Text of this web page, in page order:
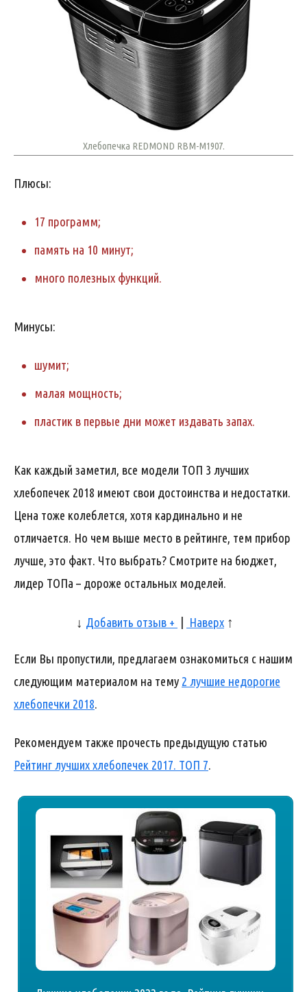
Хлебопечка REDMOND RBM-M1907.
Плюсы:
17 программ;
память на 10 минут;
много полезных функций.
Минусы:
шумит;
малая мощность;
пластик в первые дни может издавать запах.
Как каждый заметил, все модели ТОП 3 лучших
хлебопечек 2018 имеют свои достоинства и недостатки.
Цена тоже колеблется, хотя кардинально и не
отличается. Но чем выше место в рейтинге, тем прибор
лучше, это факт. Что выбрать? Смотрите на бюджет,
лидер ТОПа – дороже остальных моделей.
↓ Добавить отзыв + Наверх ↑
Если Вы пропустили, предлагаем ознакомиться с нашим
следующим материалом на тему 2 лучшие недорогие
хлебопечки 2018.
Рекомендуем также прочесть предыдущую статью
Рейтинг лучших хлебопечек 2017. ТОП 7.